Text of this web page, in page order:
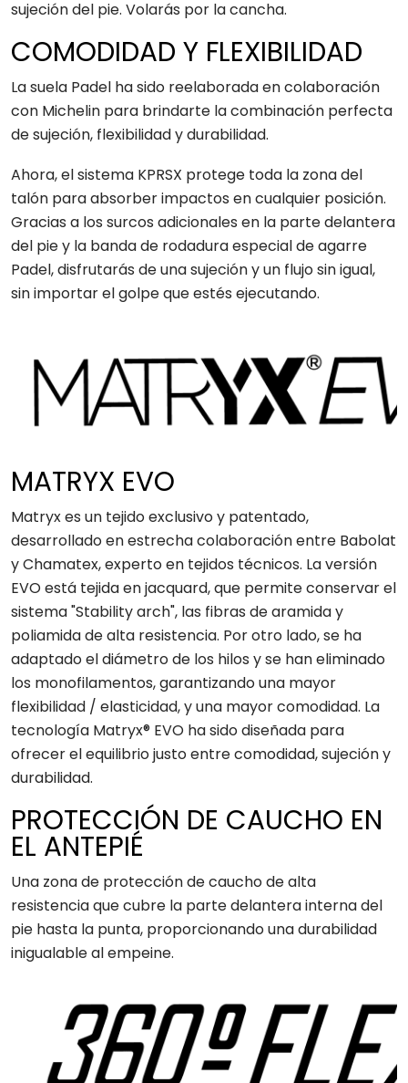
sujeción del pie. Volarás por la cancha.
COMODIDAD Y FLEXIBILIDAD
La suela Padel ha sido reelaborada en colaboración
con Michelin para brindarte la combinación perfecta
de sujeción, flexibilidad y durabilidad.
Ahora, el sistema KPRSX protege toda la zona del
talón para absorber impactos en cualquier posición.
Gracias a los surcos adicionales en la parte delantera
del pie y la banda de rodadura especial de agarre
Padel, disfrutarás de una sujeción y un flujo sin igual,
sin importar el golpe que estés ejecutando.
MATRYX EVO
Matryx es un tejido exclusivo y patentado,
desarrollado en estrecha colaboración entre Babolat
y Chamatex, experto en tejidos técnicos. La versión
EVO está tejida en jacquard, que permite conservar el
sistema "Stability arch", las fibras de aramida y
poliamida de alta resistencia. Por otro lado, se ha
adaptado el diámetro de los hilos y se han eliminado
los monofilamentos, garantizando una mayor
flexibilidad / elasticidad, y una mayor comodidad. La
tecnología Matryx® EVO ha sido diseñada para
ofrecer el equilibrio justo entre comodidad, sujeción y
durabilidad.
PROTECCIÓN DE CAUCHO EN
EL ANTEPIÉ
Una zona de protección de caucho de alta
resistencia que cubre la parte delantera interna del
pie hasta la punta, proporcionando una durabilidad
inigualable al empeine.